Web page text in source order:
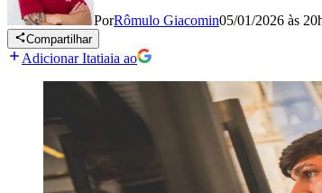
PorRômulo Giacomin05/01/2026 às
Compartilhar
Adicionar Itatiaia ao